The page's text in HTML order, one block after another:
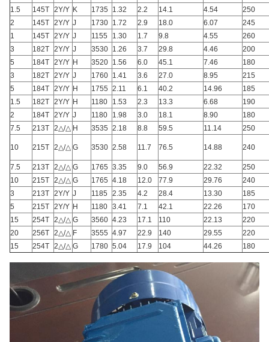
1.5 145T 2Y/Y K 1735 1.32 2.2 14.1 4.54
250
2
145T 2Y/Y J 1730 1.72 2.9 18.0 6.07
245
1
145T 2Y/Y J 1155 1.30 1.7 9.8 4.55
260
3
182T 2Y/Y J 3530 1.26 3.7 29.8 4.46
200
5
184T 2Y/Y H 3520 1.56 6.0 45.1 7.46
180
3
182T 2Y/Y J 1760 1.41 3.6 27.0 8.95
215
5
184T 2Y/Y H 1755 2.11 6.1 40.2 14.96
185
1.5
182T 2Y/Y H 1180 1.53 2.3 13.3 6.68
190
2
184T 2Y/Y J 1180 1.98 3.0 18.1 8.90
180
7.5
213T 2△/△ H 3535 2.18 8.8 59.5 11.14 250
10 215T 2△/△ G 3530 2.58 11.7 76.5 14.88 240
7.5 213T 2△/△ G 1765 3.35 9.0 56.9 22.32
250
10
215T 2△/△ G 1765 4.18 12.0 77.9 29.76
240
3
213T 2Y/Y J 1185 2.35 4.2 28.4 13.30
185
5
215T 2Y/Y H 1180 3.41 7.1 42.1 22.26
170
15
254T 2△/△ G 3560 4.23 17.1 110 22.13
220
20
256T 2△/△ F 3555 4.97 22.9 140 29.55
220
15
254T 2△/△ G 1780 5.04 17.9 104 44.26 180